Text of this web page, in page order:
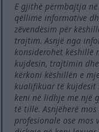
E gjithë përmbajtja
qëllime informative
zëvendësim për
trajtim. Asnjë nga
konsiderohet këshillë
kujdesin, trajtimin
kërkoni këshillën e
kualifikuar të kujdesit
keni në lidhje me një
të tillë. Asnjëherë
profesionale ose mos